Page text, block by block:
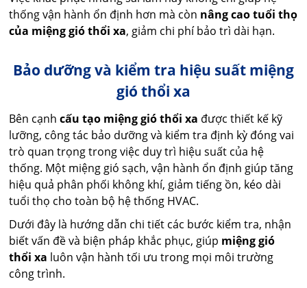
thống vận hành ổn định hơn mà còn nâng cao tuổi thọ
của miệng gió thổi xa, giảm chi phí bảo trì dài hạn.
Bảo dưỡng và kiểm tra hiệu suất miệng
gió thổi xa
Bên cạnhcấu tạo miệng gió thổi xa được thiết kế kỹ
lưỡng, công tác bảo dưỡng và kiểm tra định kỳ đóng vai
trò quan trọng trong việc duy trì hiệu suất của hệ
thống. Một miệng gió sạch, vận hành ổn định giúp tăng
hiệu quả phân phối không khí, giảm tiếng ồn, kéo dài
tuổi thọ cho toàn bộ hệ thống HVAC.
Dưới đây là hướng dẫn chi tiết các bước kiểm tra, nhận
biết vấn đề và biện pháp khắc phục, giúp miệng gió
thổi xa luôn vận hành tối ưu trong mọi môi trường
công trình.